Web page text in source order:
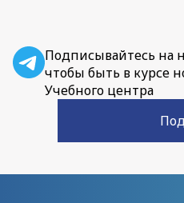
Подписывайтесь на
чтобы быть в курсе
Учебного центра